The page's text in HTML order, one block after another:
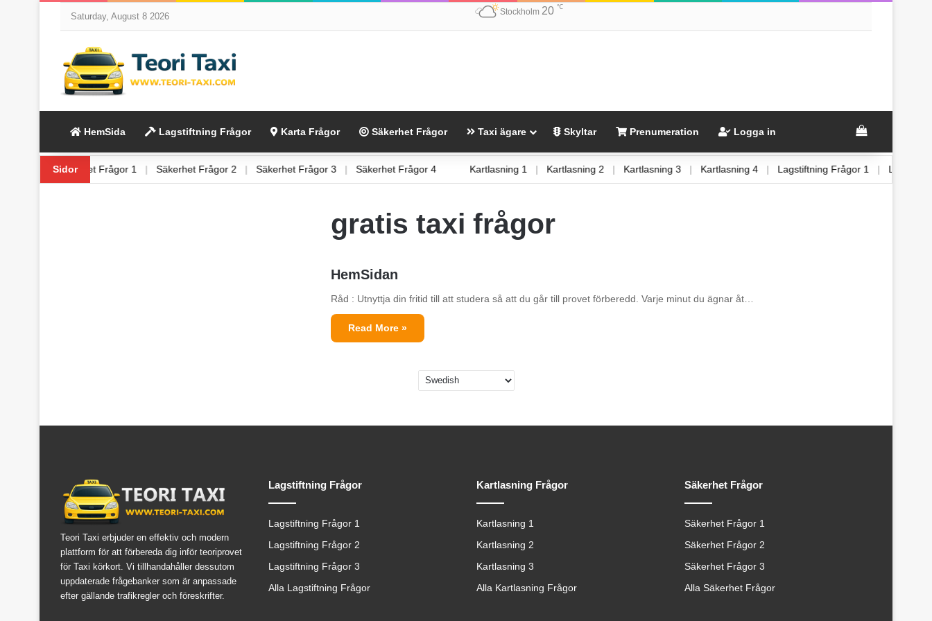
Saturday, August 8 2026 Stockholm 20 ℃
HemSida Lagstiftning Frågor Karta Frågor Säkerhet Frågor Taxi ägare Skyltar Prenumeration Logga in View your
Sidor
| Säkerhet Frågor 1 | Säkerhet Frågor 2 | Säkerhet Frågor 3 | Säkerhet Frågor 4 Kartlasning 1 | Kartlasning 2 | Kartlasning 3 | Kartlasning 4 | Lagstiftning Frågor 1
gratis taxi frågor
HemSidan
Råd : Utnyttja din fritid till att studera så att du går till provet förberedd. Varje minut du ägnar åt…
Read More »
Teori Taxi erbjuder en effektiv och modern
plattform för att förbereda dig inför teoriprovet
för Taxi körkort. Vi tillhandahåller dessutom
uppdaterade frågebanker som är anpassade
efter gällande trafikregler och föreskrifter.
Lagstiftning Frågor
Lagstiftning Frågor 1
Lagstiftning Frågor 2
Lagstiftning Frågor 3
Alla Lagstiftning Frågor
Kartlasning Frågor
Kartlasning 1
Kartlasning 2
Kartlasning 3
Alla Kartlasning Frågor
Säkerhet Frågor
Säkerhet Frågor 1
Säkerhet Frågor 2
Säkerhet Frågor 3
Alla Säkerhet Frågor